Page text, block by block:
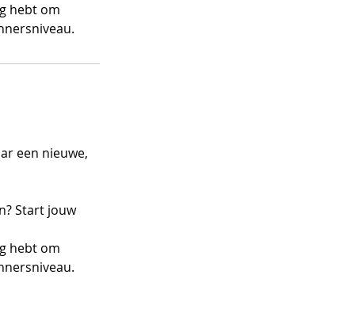
hebt om
een nieuwe,
Start jouw
hebt om